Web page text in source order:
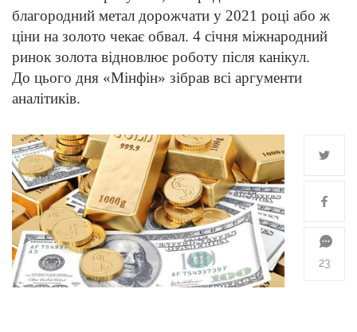
благородний метал дорожчати у 2021 році або ж
ціни на золото чекає обвал. 4 січня міжнародний
ринок золота відновлює роботу після канікул.
До цього дня «Мінфін» зібрав всі аргументи
аналітиків.
23